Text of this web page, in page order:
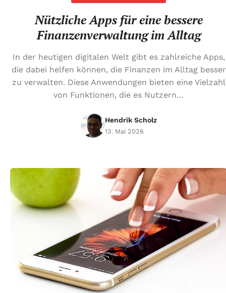
Nützliche Apps für eine bessere
Finanzenverwaltung im Alltag
In der heutigen digitalen Welt gibt es zahlreiche Apps,
die dabei helfen können, die Finanzen im Alltag besser
zu verwalten. Diese Anwendungen bieten eine Vielzahl
von Funktionen, die es Nutzern…
Hendrik Scholz
13. Mai 2026